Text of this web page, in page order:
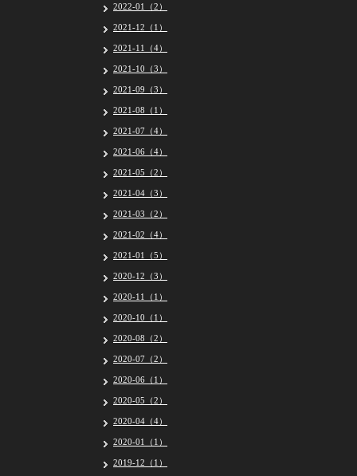
2022-01（2）
2021-12（1）
2021-11（4）
2021-10（3）
2021-09（3）
2021-08（1）
2021-07（4）
2021-06（4）
2021-05（2）
2021-04（3）
2021-03（2）
2021-02（4）
2021-01（5）
2020-12（3）
2020-11（1）
2020-10（1）
2020-08（2）
2020-07（2）
2020-06（1）
2020-05（2）
2020-04（4）
2020-01（1）
2019-12（1）